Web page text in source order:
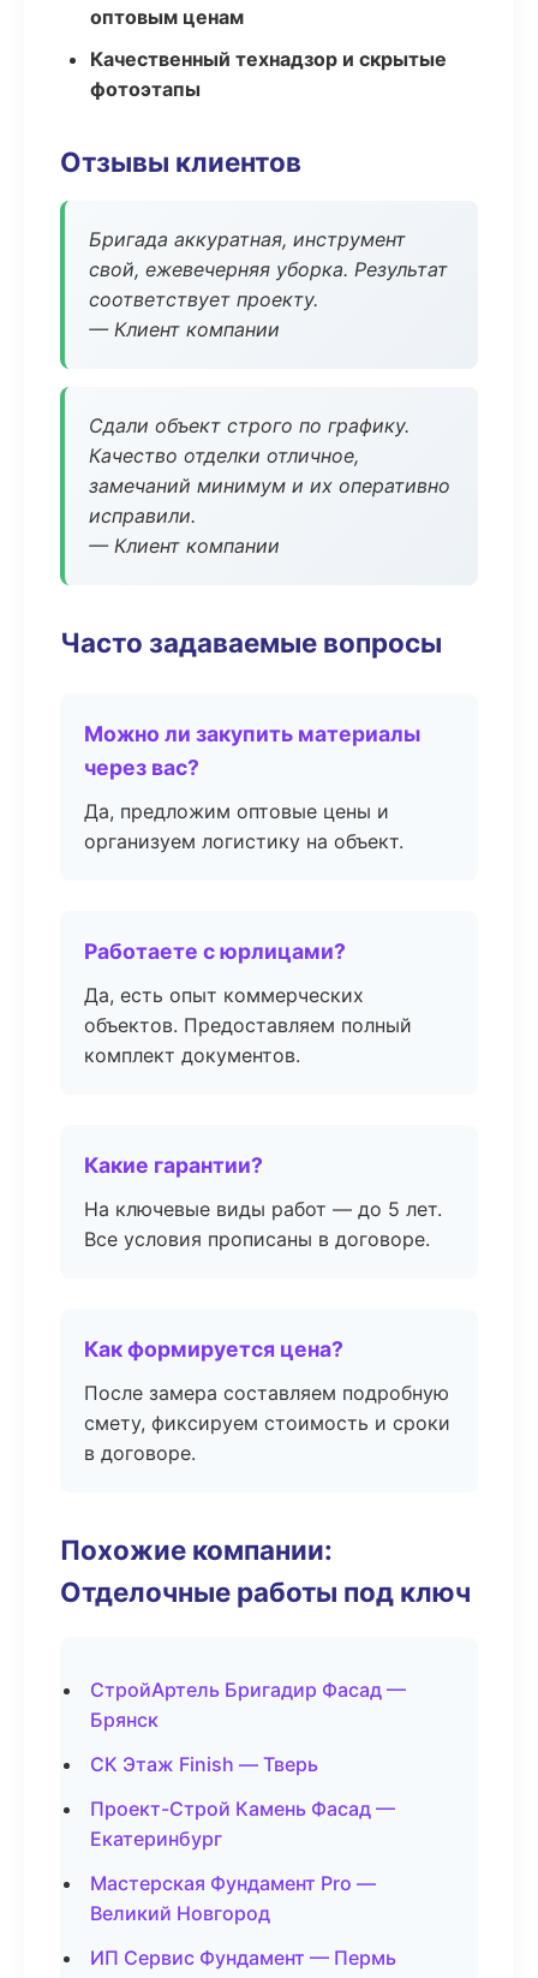
оптовым ценам
Качественный технадзор и скрытые
фотоэтапы
Отзывы клиентов
Бригада аккуратная, инструмент
свой, ежевечерняя уборка. Результат
соответствует проекту.
— Клиент компании
Сдали объект строго по графику.
Качество отделки отличное,
замечаний минимум и их оперативно
исправили.
— Клиент компании
Часто задаваемые вопросы
Можно ли закупить материалы
через вас?
Да, предложим оптовые цены и
организуем логистику на объект.
Работаете с юрлицами?
Да, есть опыт коммерческих
объектов. Предоставляем полный
комплект документов.
Какие гарантии?
На ключевые виды работ — до 5 лет.
Все условия прописаны в договоре.
Как формируется цена?
После замера составляем подробную
смету, фиксируем стоимость и сроки
в договоре.
Похожие компании:
Отделочные работы под ключ
СтройАртель Бригадир Фасад —
Брянск
СК Этаж Finish — Тверь
Проект-Строй Камень Фасад —
Екатеринбург
Мастерская Фундамент Pro —
Великий Новгород
ИП Сервис Фундамент — Пермь